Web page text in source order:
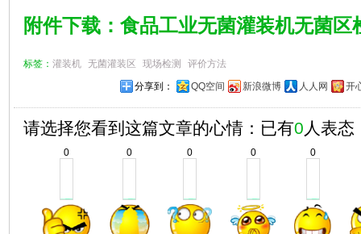
附件下载：食品工业无菌灌装机无菌区
标签： 灌装机 无菌灌装区 现场检测
评价方法
分享到：
QQ空间 新浪微博 人人网 开
请选择您看到这篇文章的心情：已有0 人表态
0 0 0 0 0